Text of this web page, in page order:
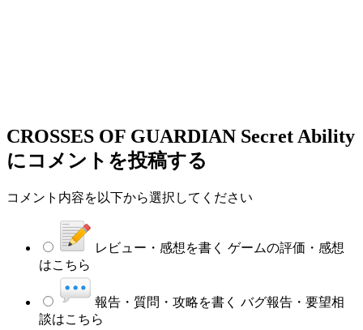
CROSSES OF GUARDIAN Secret Ability
にコメントを投稿する
コメント内容を以下から選択してください
レビュー・感想を書く ゲームの評価・感想
はこちら
報告・質問・攻略を書く バグ報告・要望相
談はこちら